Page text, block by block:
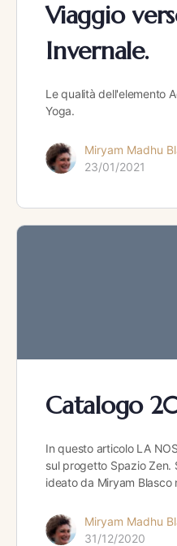
Viaggio
Invernale.
Le qualità dell'elemento
Yoga.
Miryam Madhu
23/01/2021
Catalogo
In questo articolo LA
sul progetto Spazio
ideato da Miryam Blasco
Miryam Madhu
31/12/2020